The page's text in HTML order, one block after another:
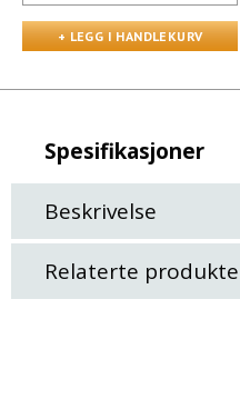
Spesifikasjoner
Beskrivelse
Relaterte